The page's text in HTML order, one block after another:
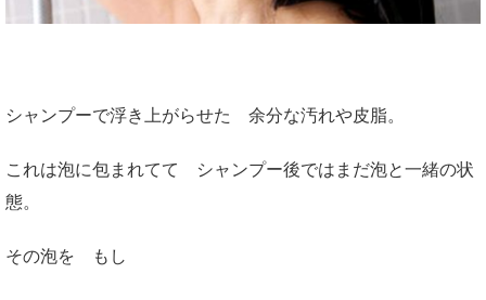
シャンプーで浮き上がらせた 余分な汚れや皮脂。
これは泡に包まれてて シャンプー後ではまだ泡と一緒の状
態。
その泡を もし